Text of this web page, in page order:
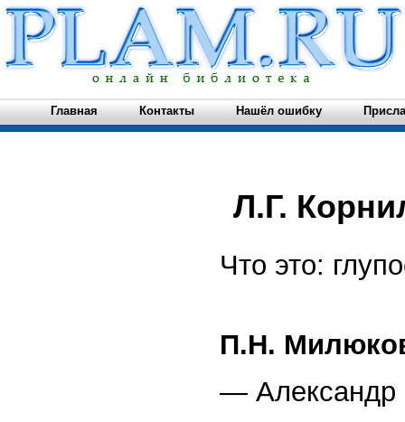
Главная Контакты Нашёл ошибку
Л.Г.
Что это:
П.Н.
— Александр